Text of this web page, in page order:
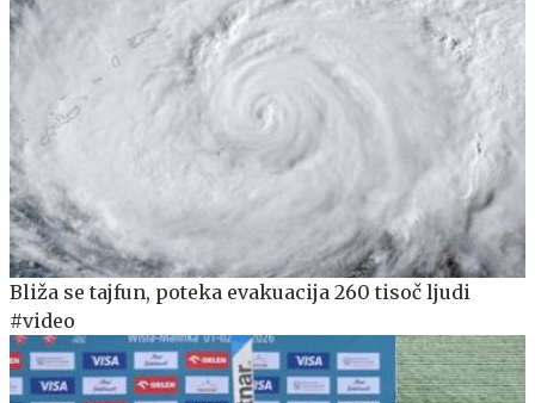
Bliža se tajfun, poteka evakuacija 260 tisoč ljudi
#video